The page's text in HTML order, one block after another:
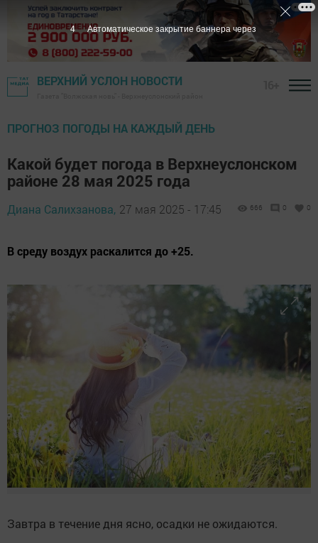
ВЕРХНИЙ УСЛОН НОВОСТИ
ПРОГНОЗ ПОГОДЫ НА КАЖДЫЙ ДЕНЬ
Какой будет погода в Верхнеуслонском
районе 28 мая 2025 года
Диана Салихзанова, 27 мая 2025 - 17:45 666 0 0
В среду воздух раскалится до +25.
Завтра в течение дня ясно, осадки не ожидаются.
3 Автоматическое закрытие баннера через